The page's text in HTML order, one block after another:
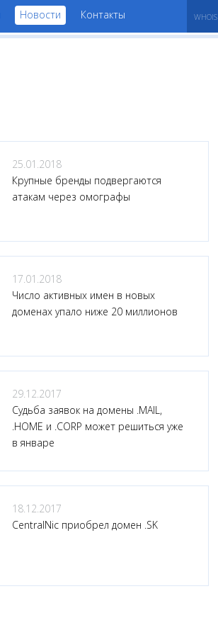
Новости Контакты WHOIS
25.01.2018
Крупные бренды подвергаются
атакам через омографы
17.01.2018
Число активных имен в новых
доменах упало ниже 20 миллионов
29.12.2017
Судьба заявок на домены .MAIL,
.HOME и .CORP может решиться уже
в январе
18.12.2017
CentralNic приобрел домен .SK